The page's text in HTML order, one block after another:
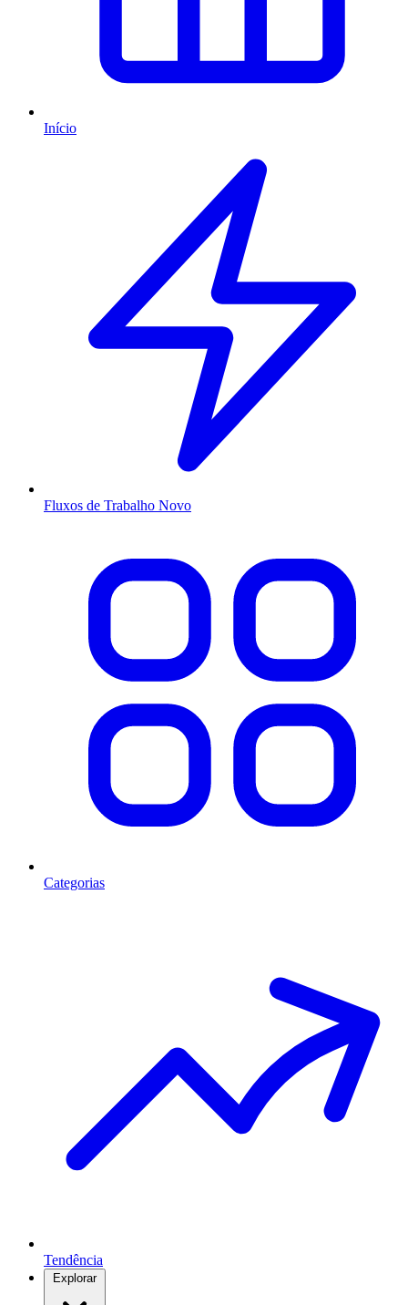
Início
Fluxos de Trabalho Novo
Categorias
Tendência
Explorar